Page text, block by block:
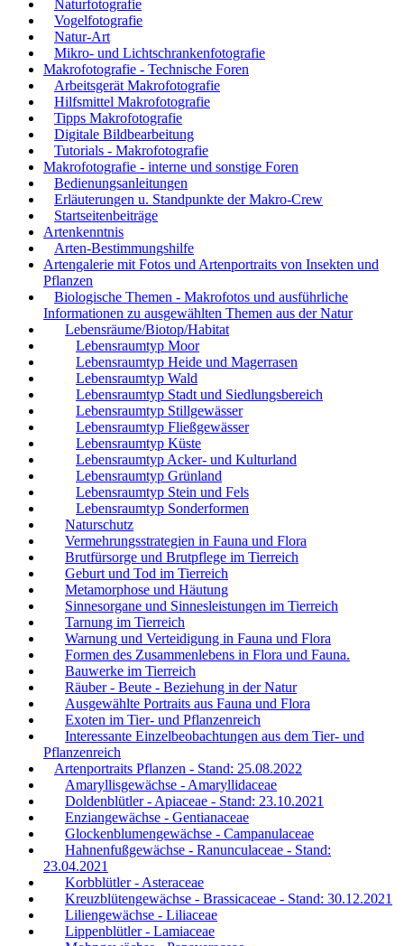
Naturfotografie
Vogelfotografie
Natur-Art
Mikro- und Lichtschrankenfotografie
Makrofotografie - Technische Foren
Arbeitsgerät Makrofotografie
Hilfsmittel Makrofotografie
Tipps Makrofotografie
Digitale Bildbearbeitung
Tutorials - Makrofotografie
Makrofotografie - interne und sonstige Foren
Bedienungsanleitungen
Erläuterungen u. Standpunkte der Makro-Crew
Startseitenbeiträge
Artenkenntnis
Arten-Bestimmungshilfe
Artengalerie mit Fotos und Artenportraits von Insekten und
Pflanzen
Biologische Themen - Makrofotos und ausführliche
Informationen zu ausgewählten Themen aus der Natur
Lebensräume/Biotop/Habitat
Lebensraumtyp Moor
Lebensraumtyp Heide und Magerrasen
Lebensraumtyp Wald
Lebensraumtyp Stadt und Siedlungsbereich
Lebensraumtyp Stillgewässer
Lebensraumtyp Fließgewässer
Lebensraumtyp Küste
Lebensraumtyp Acker- und Kulturland
Lebensraumtyp Grünland
Lebensraumtyp Stein und Fels
Lebensraumtyp Sonderformen
Naturschutz
Vermehrungsstrategien in Fauna und Flora
Brutfürsorge und Brutpflege im Tierreich
Geburt und Tod im Tierreich
Metamorphose und Häutung
Sinnesorgane und Sinnesleistungen im Tierreich
Tarnung im Tierreich
Warnung und Verteidigung in Fauna und Flora
Formen des Zusammenlebens in Flora und Fauna.
Bauwerke im Tierreich
Räuber - Beute - Beziehung in der Natur
Ausgewählte Portraits aus Fauna und Flora
Exoten im Tier- und Pflanzenreich
Interessante Einzelbeobachtungen aus dem Tier- und
Pflanzenreich
Artenportraits Pflanzen - Stand: 25.08.2022
Amaryllisgewächse - Amaryllidaceae
Doldenblütler - Apiaceae - Stand: 23.10.2021
Enziangewächse - Gentianaceae
Glockenblumengewächse - Campanulaceae
Hahnenfußgewächse - Ranunculaceae - Stand:
23.04.2021
Korbblütler - Asteraceae
Kreuzblütengewächse - Brassicaceae - Stand: 30.12.2021
Liliengewächse - Liliaceae
Lippenblütler - Lamiaceae